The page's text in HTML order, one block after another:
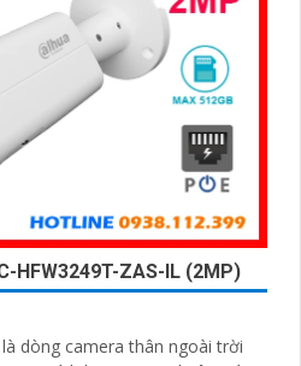
HFW3249T-ZAS-IL (2MP)
dòng camera thân ngoài trời